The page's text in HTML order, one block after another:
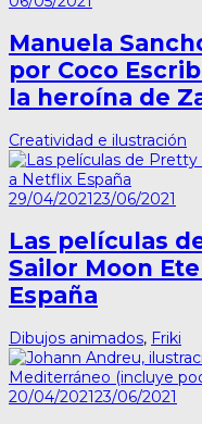
Manuela
por Coco
la heroína de
Creatividad e ilustración
29/04/202123/06/2021
Las películas
Sailor Moon
España
Dibujos animados, Friki
20/04/202123/06/2021